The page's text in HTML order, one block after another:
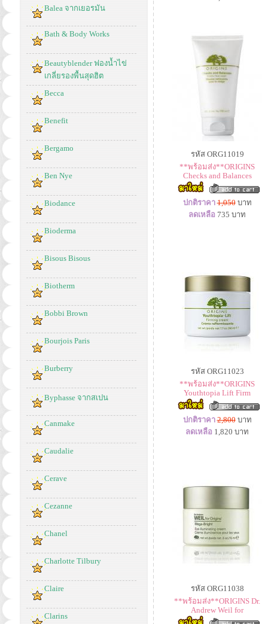
Balea จากเยอรมัน
Bath & Body Works
Beautyblender ฟองน้ำไข่
เกลี่ยรองพื้นสุดฮิต
Becca
Benefit
Bergamo
Ben Nye
Biodance
Bioderma
Bisous Bisous
Biotherm
Bobbi Brown
Bourjois Paris
Burberry
Byphasse จากสเปน
Canmake
Caudalie
Cerave
Cezanne
Chanel
Charlotte Tilbury
Claire
Clarins
รหัส ORG11019
**พร้อมส่ง**ORIGINS
Checks and Balances
ปกติราคา 1,050บาท
ลดเหลือ 735 บาท
รหัส ORG11023
**พร้อมส่ง**ORIGINS
Youthtopia Lift Firm
ปกติราคา 2,800บาท
ลดเหลือ 1,820 บาท
รหัส ORG11038
**พร้อมส่ง**ORIGINS Dr.
Andrew Weil for